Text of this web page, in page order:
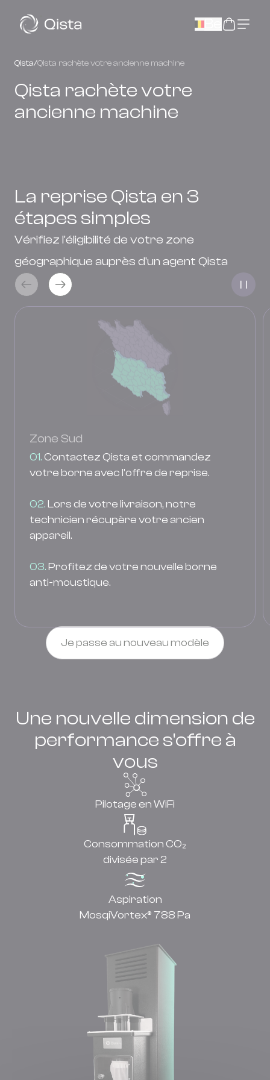
Qista/Qista rachète votre ancienne machine
Qista rachète votre
ancienne machine
La reprise Qista en 3
étapes simples
Vérifiez l'éligibilité de votre zone
géographique auprès d'un agent Qista
Zone Sud
01. Contactez Qista et commandez
votre borne avec l'offre de reprise.
02.Lors de votre livraison, notre
technicien récupère votre ancien
appareil.
03.Profitez de votre nouvelle borne
anti-moustique.
Je passe au nouveau modèle
Une nouvelle dimension de
performance s'offre à
vous
Pilotage en WiFi
Consommation CO₂
divisée par 2
Aspiration
MosqiVortex® 788 Pa